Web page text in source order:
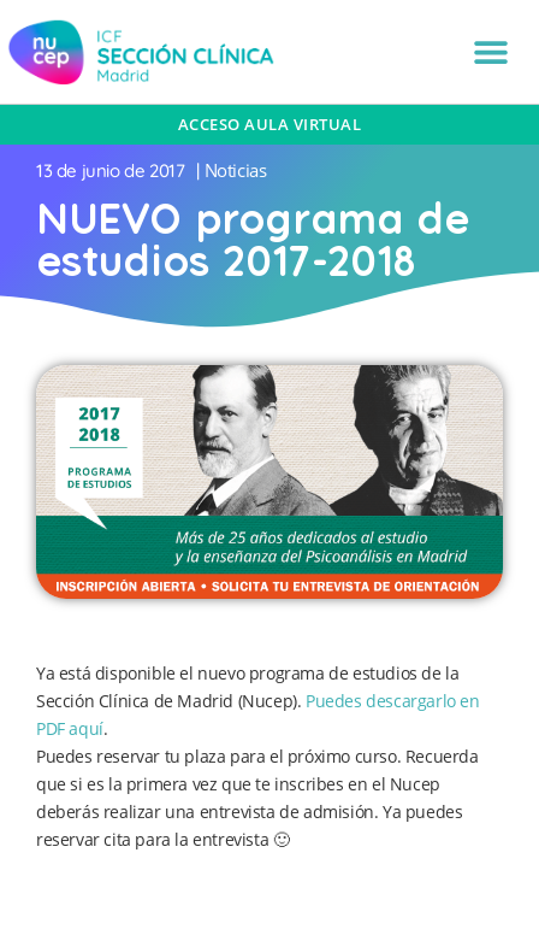
ACCESO AULA VIRTUAL
13 de junio de 2017 | Noticias
NUEVO programa de
estudios 2017-2018
Ya está disponible el nuevo programa de estudios de la
Sección Clínica de Madrid (Nucep). Puedes descargarlo en
PDF aquí.
Puedes reservar tu plaza para el próximo curso. Recuerda
que si es la primera vez que te inscribes en el Nucep
deberás realizar una entrevista de admisión. Ya puedes
reservar cita para la entrevista 🙂